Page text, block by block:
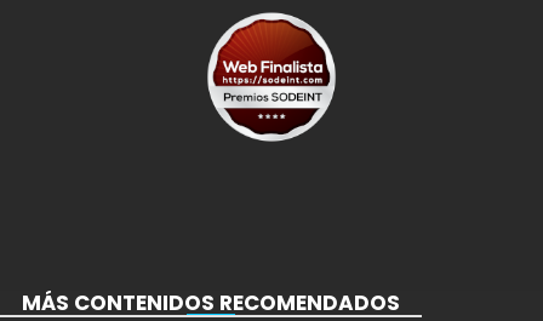
MÁS CONTENIDOS RECOMENDADOS